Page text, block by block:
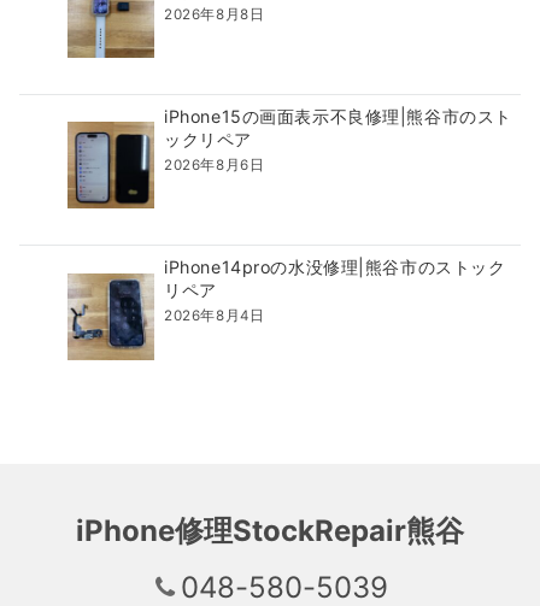
2026年8月8日
iPhone15の画面表示不良修理|熊谷市のスト
ックリペア
2026年8月6日
iPhone14proの水没修理|熊谷市のストック
リペア
2026年8月4日
iPhone修理StockRepair熊谷
048-580-5039